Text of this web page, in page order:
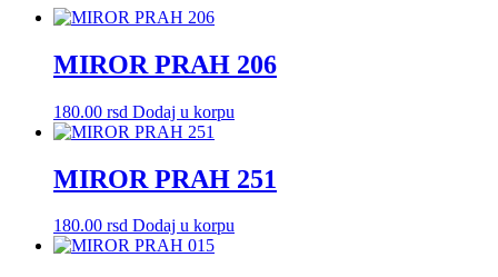
MIROR PRAH 206
180.00 rsd Dodaj u korpu
MIROR PRAH 251
180.00 rsd Dodaj u korpu